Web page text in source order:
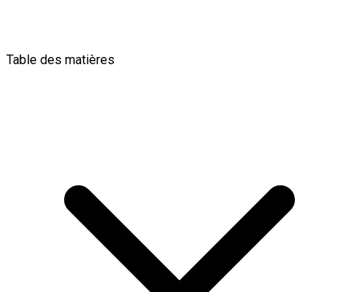
Table des matières